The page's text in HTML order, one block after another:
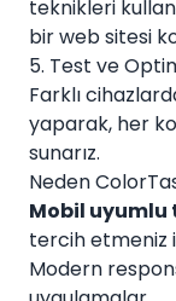
teknikleri
bir web sitesi
5. Test ve
Farklı
yaparak, her
sunarız.
Neden
Mobil uyumlu
tercih etmeniz
Modern